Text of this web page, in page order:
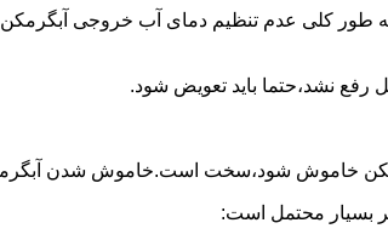
طور کلی عدم تنظیم دمای آب خروجی
نشد،حتما باید تعویض شود.
خاموش شود،سخت است.خاموش شدن
بسیار محتمل است: